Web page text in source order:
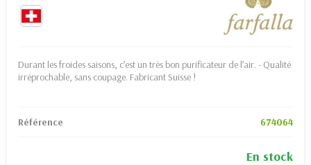
Durant les froides saisons, c’est un très bon purificateur de l’air. - Qualité
irréprochable, sans coupage. Fabricant Suisse !
Référence 674064
En stock